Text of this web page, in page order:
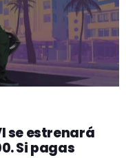
se estrenará
Si pagas